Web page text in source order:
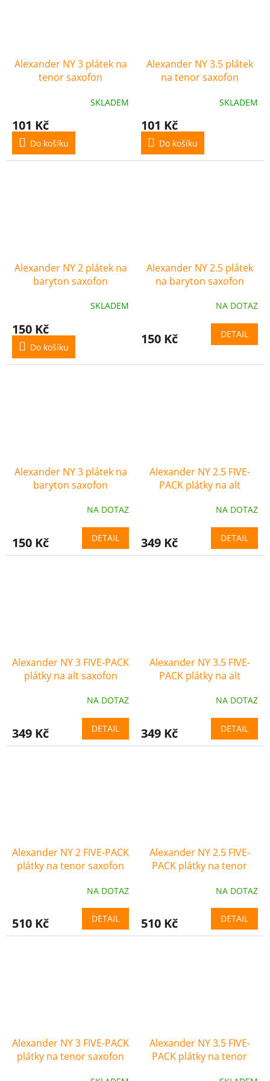
Alexander NY 3 plátek na
tenor saxofon
SKLADEM
101 Kč
Do košíku
Alexander NY 3.5 plátek
na tenor saxofon
SKLADEM
101 Kč
Do košíku
Alexander NY 2 plátek na
baryton saxofon
SKLADEM
150 Kč
Do košíku
Alexander NY 2.5 plátek
na baryton saxofon
NA DOTAZ
150 Kč DETAIL
Alexander NY 3 plátek na
baryton saxofon
NA DOTAZ
150 Kč DETAIL
Alexander NY 2.5 FIVE-
PACK plátky na alt
NA DOTAZ
349 Kč DETAIL
Alexander NY 3 FIVE-PACK
plátky na alt saxofon
NA DOTAZ
349 Kč DETAIL
Alexander NY 3.5 FIVE-
PACK plátky na alt
NA DOTAZ
349 Kč DETAIL
Alexander NY 2 FIVE-PACK
plátky na tenor saxofon
NA DOTAZ
510 Kč DETAIL
Alexander NY 2.5 FIVE-
PACK plátky na tenor
NA DOTAZ
510 Kč DETAIL
Alexander NY 3 FIVE-PACK
plátky na tenor saxofon
Alexander NY 3.5 FIVE-
PACK plátky na tenor